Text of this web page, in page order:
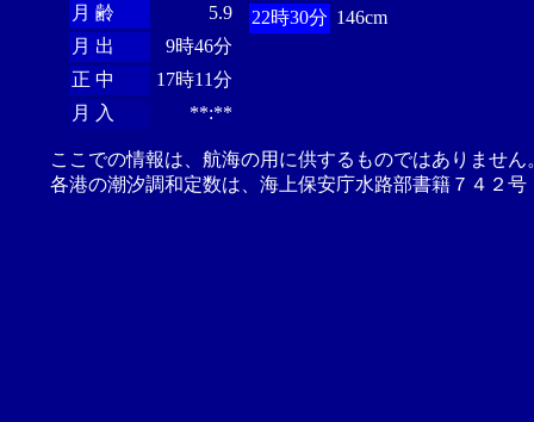
月 齢
5.9
月 出
9時46分
正 中
17時11分
月 入
**:**
22時30分 146cm
ここでの情報は、航海の用に供するものではありませ
各港の潮汐調和定数は、海上保安庁水路部書籍７４２